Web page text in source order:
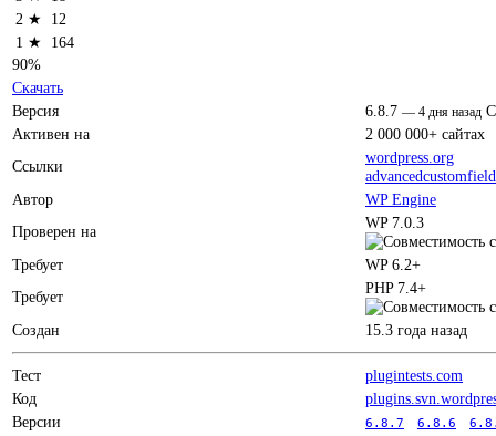
2 ★
12
1 ★
164
90%
Скачать
Версия
6.8.7 — 4 дня назад
Активен на
2 000 000+ сайтах
Ссылки
wordpress.org
Автор
WP Engine
Проверен на
WP 7.0.3
Требует
WP 6.2+
Требует
PHP 7.4+
Создан 15.3 года назад
Тест
plugintests.com
Код
Версии
6.8.7 6.8.6